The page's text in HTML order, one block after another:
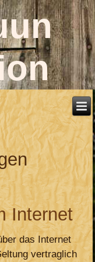
Internet
das Internet
vertraglich